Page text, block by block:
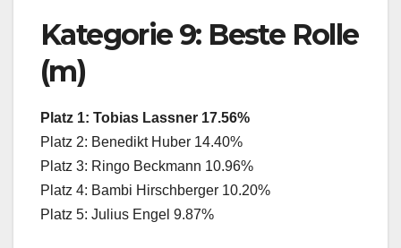
Kategorie 9: Beste Rolle
(m)
Platz 1: Tobias Lassner 17.56%
Platz 2: Benedikt Huber 14.40%
Platz 3: Ringo Beckmann 10.96%
Platz 4: Bambi Hirschberger 10.20%
Platz 5: Julius Engel 9.87%